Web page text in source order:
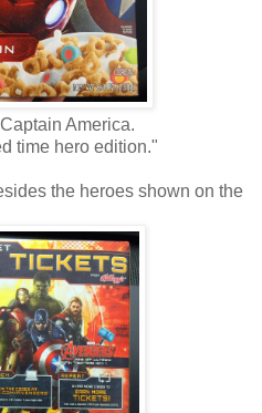
America.
time hero edition."
the heroes shown on the